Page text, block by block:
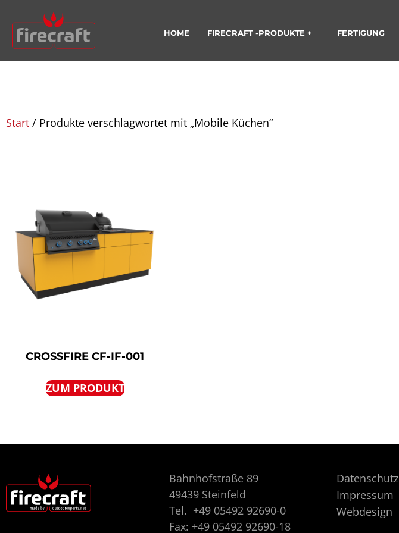
HOME FIRECRAFT -PRODUKTE + FERTIGUNG
Start / Produkte verschlagwortet mit „Mobile Küchen“
CROSSFIRE CF-IF-001
ZUM PRODUKT
Bahnhofstraße 89
49439 Steinfeld
Tel. +49 05492 92690-0
Fax: +49 05492 92690-18
Datenschutz
Impressum
Webdesign